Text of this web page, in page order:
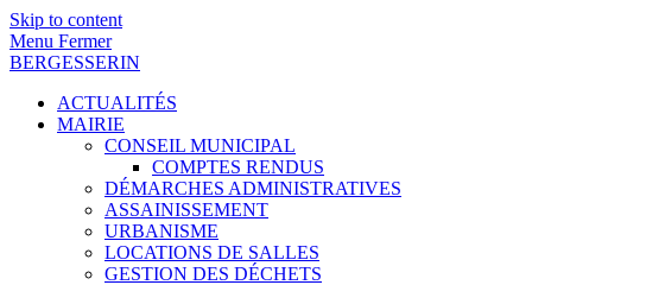
Skip to content
Menu Fermer
BERGESSERIN
ACTUALITÉS
MAIRIE
CONSEIL MUNICIPAL
COMPTES RENDUS
DÉMARCHES ADMINISTRATIVES
ASSAINISSEMENT
URBANISME
LOCATIONS DE SALLES
GESTION DES DÉCHETS